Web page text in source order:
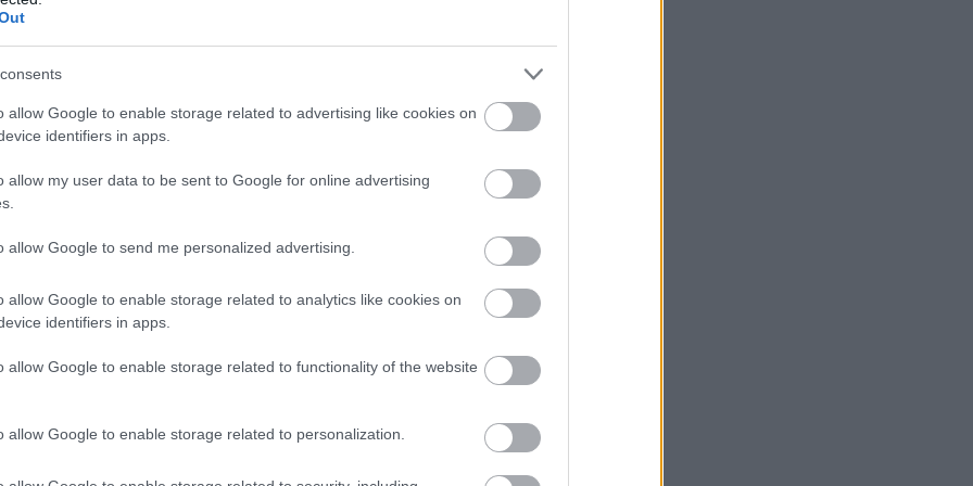
allow Google to enable storage related to advertising like cookies on
identifiers in apps.
allow my user data to be sent to Google for online advertising
allow Google to send me personalized advertising.
allow Google to enable storage related to analytics like cookies on
identifiers in apps.
allow Google to enable storage related to functionality of the website
allow Google to enable storage related to personalization.
valamint az orvosi központot szintén
a rajtrácsra. Utóbbi ráadásul hosszú körös
A gyári Ducati számára tehát
ezúttal nem az eredmények, hanem a címvédő
23 körből állt.
ALEX MARQUEZ,
ARE ALL HEADING
👏